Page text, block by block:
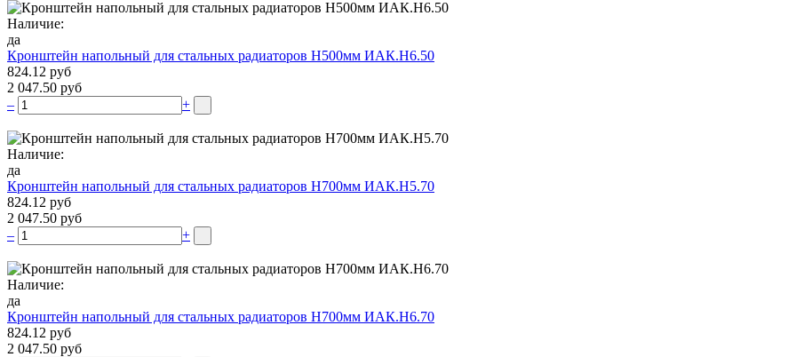
Наличие:
да
Кронштейн напольный для стальных радиаторов Н500мм ИАК.Н6.50
824.12 руб
2 047.50 руб
–
+
Наличие:
да
Кронштейн напольный для стальных радиаторов Н700мм ИАК.Н5.70
824.12 руб
2 047.50 руб
–
+
Наличие:
да
Кронштейн напольный для стальных радиаторов Н700мм ИАК.Н6.70
824.12 руб
2 047.50 руб